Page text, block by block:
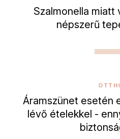
Szalmonella miatt
népszerű
Áramszünet esetén
lévő ételekkel -